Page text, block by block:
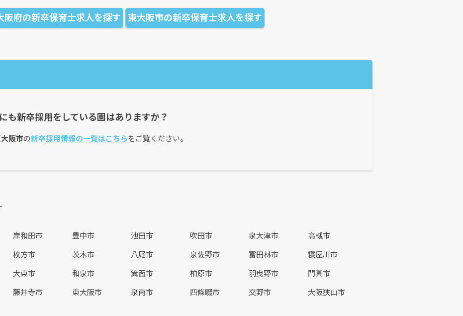
阪府の新卒保育士求人を探す 東大阪市の新卒保育士求人を探す
も新卒採用をしている園はありますか？
阪市の新卒採用情報の一覧はこちらをご覧ください。
岸和田市 豊中市 池田市 吹田市 泉大津市 高槻市
枚方市 茨木市 八尾市 泉佐野市 富田林市 寝屋川市
大東市 和泉市 箕面市 柏原市 羽曳野市 門真市
藤井寺市 東大阪市 泉南市 四條畷市 交野市 大阪狭山市